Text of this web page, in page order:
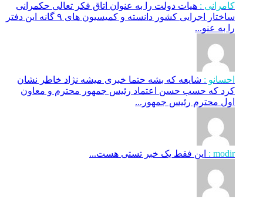
کامرانی : هیات دولت را به عنوان اتاق فکر تعالی حکمرانی
ساختار اجرایی کشور دانسته و کمیسیون های ۹ گانه این دفتر
را به عنو...
احسانو : شایعه که بشه حتما خبری میشه نژاد خاطر نشان
کرد که حسب حسن اعتماد رئیس جمهور محترم و معاون
اول محترم رئیس جمهور...
modir : این فقط یک خبر تستی هست...